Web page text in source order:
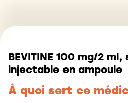
BEVITINE 100 mg/2
injectable en ampoule
À quoi sert ce